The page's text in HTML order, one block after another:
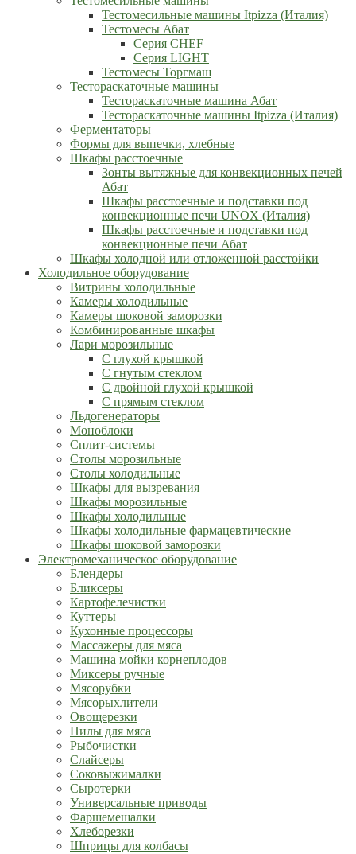
Тестомесильные машины Itpizza (Италия)
Тестомесы Абат
Серия CHEF
Серия LIGHT
Тестомесы Торгмаш
Тестораскаточные машины
Тестораскаточные машина Абат
Тестораскаточные машины Itpizza (Италия)
Ферментаторы
Формы для выпечки, хлебные
Шкафы расстоечные
Зонты вытяжные для конвекционных печей
Абат
Шкафы расстоечные и подставки под
конвекционные печи UNOX (Италия)
Шкафы расстоечные и подставки под
конвекционные печи Абат
Шкафы холодной или отложенной расстойки
Холодильное оборудование
Витрины холодильные
Камеры холодильные
Камеры шоковой заморозки
Комбинированные шкафы
Лари морозильные
С глухой крышкой
С гнутым стеклом
С двойной глухой крышкой
С прямым стеклом
Льдогенераторы
Моноблоки
Сплит-системы
Столы морозильные
Столы холодильные
Шкафы для вызревания
Шкафы морозильные
Шкафы холодильные
Шкафы холодильные фармацевтические
Шкафы шоковой заморозки
Электромеханическое оборудование
Блендеры
Бликсеры
Картофелечистки
Куттеры
Кухонные процессоры
Массажеры для мяса
Машина мойки корнеплодов
Миксеры ручные
Мясорубки
Мясорыхлители
Овощерезки
Пилы для мяса
Рыбочистки
Слайсеры
Соковыжималки
Сыротерки
Универсальные приводы
Фаршемешалки
Хлеборезки
Шприцы для колбасы